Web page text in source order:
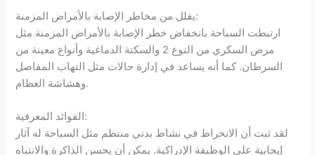
يقلل من مخاطر الإصابة بالأمراض المزمنة:
ارتبطت السباحة بانخفاض خطر الإصابة بالأمراض المزمنة مثل
مرض السكري من النوع 2 والسكتة الدماغية وأنواع معينة من
السرطان. كما أنه يساعد في إدارة حالات مثل التهاب المفاصل
وهشاشة العظام.
الفوائد المعرفية:
لقد ثبت أن الانخراط في نشاط بدني منتظم مثل السباحة له آثار
إيجابية على الوظيفة الإدراكية. يمكن أن يحسن الذاكرة والانتباه